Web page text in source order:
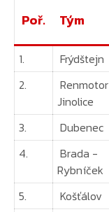
Poř. Tým
1. Frýdštejn
2.
Renmotor
Jinolice
3. Dubenec
4.
Brada -
Rybníček
5. Košťálov